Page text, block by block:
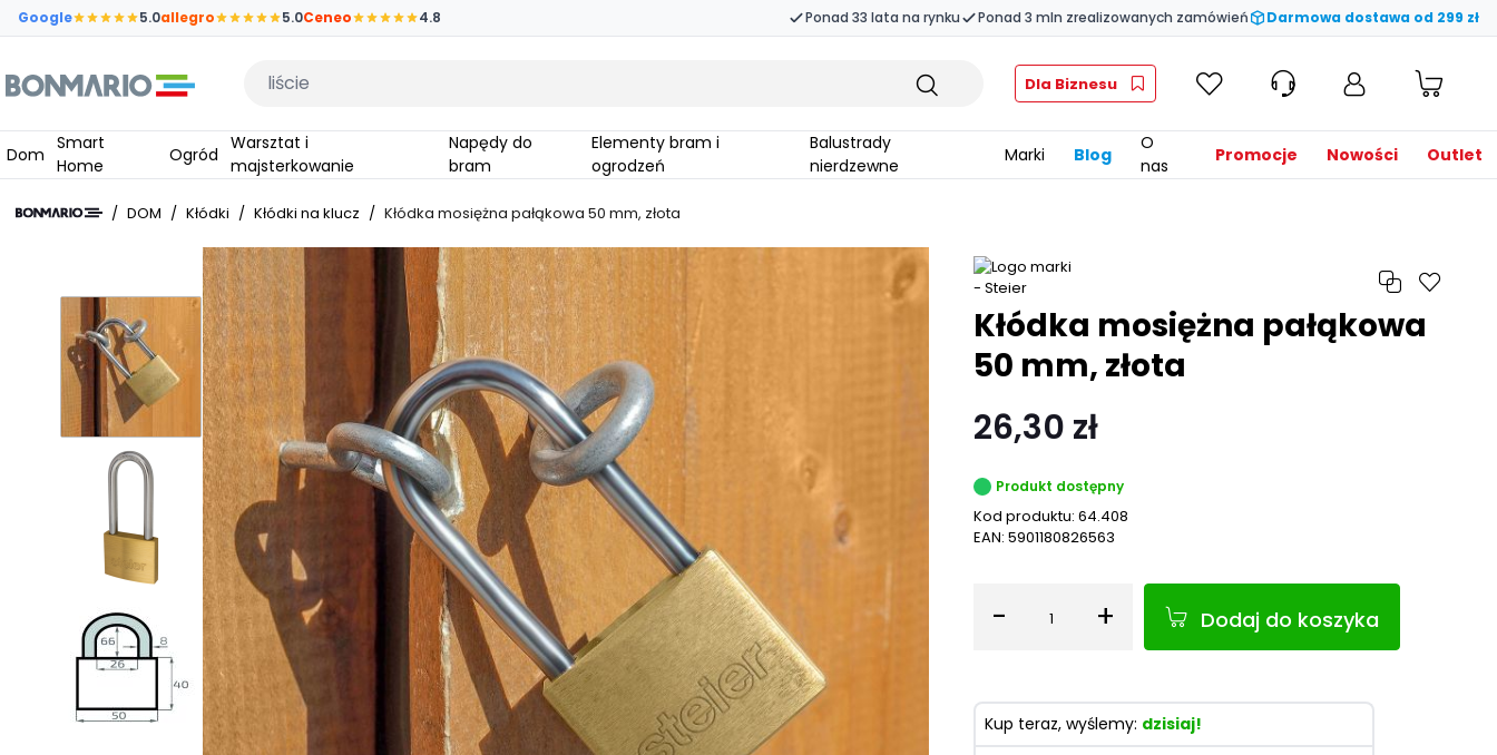
Przejdź do głównej zawartości strony
Google 5.0allegro 5.0Ceneo 4.8 Ponad 33 lata na rynku Ponad 3 mln zrealizowanych zamówień Darmowa dostawa od 299 zł
Wpisz czego szukasz Dla Biznesu
Dom
Smart
Home
Ogród
Warsztat i
majsterkowanie
Napędy do
bram
Elementy bram i
ogrodzeń
Balustrady
nierdzewne
Marki Blog
O
nas
Promocje Nowości Outlet
/ DOM / Kłódki / Kłódki na klucz / Kłódka mosiężna pałąkowa 50 mm, złota
Kłódka mosiężna pałąkowa
50 mm, złota
26,30 zł
Produkt dostępny
Kod produktu: 64.408
EAN: 5901180826563
- Ilość + Dodaj do koszyka
Kup teraz, wyślemy: dzisiaj!